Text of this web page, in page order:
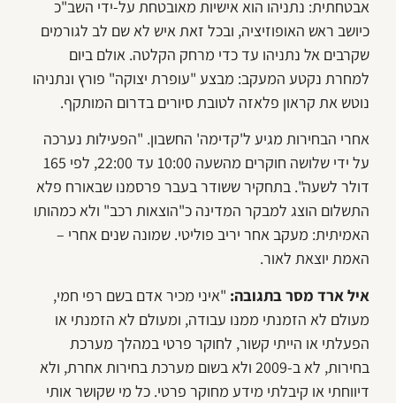
אבטחתית: נתניהו הוא אישיות מאובטחת על-ידי השב"כ
כיושב ראש האופוזיציה, ובכל זאת איש לא שם לב לגורמים
שקרבים אל נתניהו עד כדי מרחק הקלטה. אולם ביום
למחרת נקטע המעקב: מבצע "עופרת יצוקה" פורץ ונתניהו
נוטש את קראון פלאזה לטובת סיורים בדרום המותקף.
אחרי הבחירות מגיע ל'קדימה' החשבון. "הפעילות נערכה
על ידי שלושה חוקרים מהשעה 10:00 עד 22:00, לפי 165
דולר לשעה". בתחקיר ששודר בעבר פרסמנו שבאורח פלא
התשלום הוצג למבקר המדינה כ"הוצאות רכב" ולא כמהותו
האמיתית: מעקב אחר יריב פוליטי. שמונה שנים אחרי –
האמת יוצאת לאור.
איל ארד מסר בתגובה: "איני מכיר אדם בשם רפי חמי,
מעולם לא הזמנתי ממנו עבודה, ומעולם לא הזמנתי או
הפעלתי או הייתי קשור, לחוקר פרטי במהלך מערכת
בחירות, לא ב-2009 ולא בשום מערכת בחירות אחרת, ולא
דיווחתי או קיבלתי מידע מחוקר פרטי. כל מי שקושר אותי